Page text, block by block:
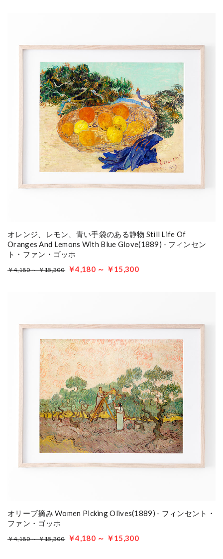
オレンジ、レモン、青い手袋のある静物 Still Life Of
Oranges And Lemons With Blue Glove(1889) - フィンセン
ト・ファン・ゴッホ
￥4,180 ～ ￥15,300 ￥4,180 ～ ￥15,300
オリーブ摘み Women Picking Olives(1889) - フィンセント・
ファン・ゴッホ
￥4,180 ～ ￥15,300 ￥4,180 ～ ￥15,300